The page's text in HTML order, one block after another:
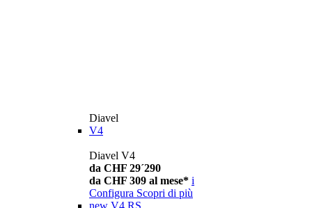
Diavel
V4
Diavel V4
da CHF 29´290
da CHF 309 al mese* i
Configura Scopri di più
new V4 RS